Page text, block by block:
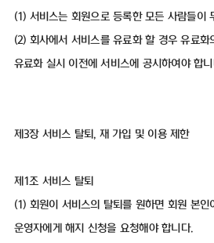
(1) 서비스는 회원으로 등록한 모든 사람들이
(2) 회사에서 서비스를 유료화 할 경우 유료화
유료화 실시 이전에 서비스에 공시하여야 합
제3장 서비스 탈퇴, 재 가입 및 이용 제한
제1조 서비스 탈퇴
(1) 회원이 서비스의 탈퇴를 원하면 회원 본인
운영자에게 해지 신청을 요청해야 합니다.